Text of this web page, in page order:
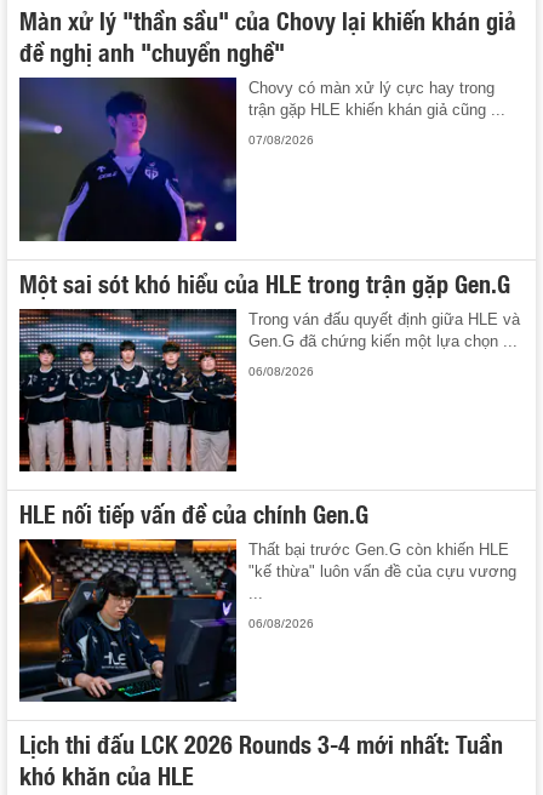
Màn xử lý "thần sầu" của Chovy lại khiến khán giả
đề nghị anh "chuyển nghề"
Chovy có màn xử lý cực hay trong
trận gặp HLE khiến khán giả cũng ...
07/08/2026
Một sai sót khó hiểu của HLE trong trận gặp Gen.G
Trong ván đấu quyết định giữa HLE và
Gen.G đã chứng kiến một lựa chọn ...
06/08/2026
HLE nối tiếp vấn đề của chính Gen.G
Thất bại trước Gen.G còn khiến HLE
"kế thừa" luôn vấn đề của cựu vương
06/08/2026
Lịch thi đấu LCK 2026 Rounds 3-4 mới nhất: Tuần
khó khăn của HLE